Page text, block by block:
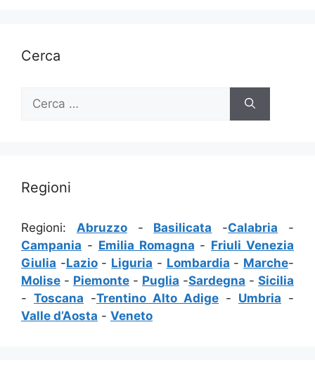
Cerca
per:
Regioni
Regioni: Abruzzo- Basilicata -Calabria -
Campania - Emilia Romagna - Friuli Venezia
Giulia -Lazio- Liguria - Lombardia - Marche-
Molise - Piemonte - Puglia -Sardegna - Sicilia
- Toscana -Trentino Alto Adige - Umbria -
Valle d’Aosta - Veneto